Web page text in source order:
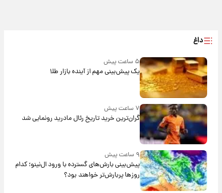
داغ
۵ ساعت پیش
یک پیش‌بینی مهم از آینده بازار طلا
۷ ساعت پیش
گران‌ترین خرید تاریخ رئال مادرید رونمایی شد
۹ ساعت پیش
پیش‌بینی بارش‌های گسترده با ورود ال‌نینو؛ کدام
روزها پربارش‌تر خواهند بود؟